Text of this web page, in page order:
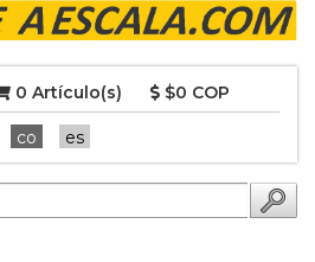
0 Artículo(s) $0 COP
co es